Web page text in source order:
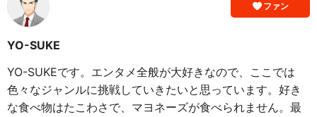
ファン
YO-SUKE
YO-SUKEです。エンタメ全般が大好きなので、ここでは
色々なジャンルに挑戦していきたいと思っています。好き
な食べ物はたこわさで、マヨネーズが食べられません。最